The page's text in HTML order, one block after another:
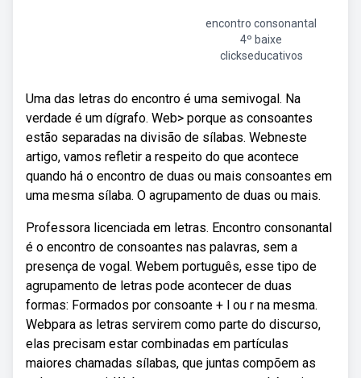
encontro consonantal
4º baixe
clickseducativos
Uma das letras do encontro é uma semivogal. Na
verdade é um dígrafo. Web > porque as consoantes
estão separadas na divisão de sílabas. Webneste
artigo, vamos refletir a respeito do que acontece
quando há o encontro de duas ou mais consoantes em
uma mesma sílaba. O agrupamento de duas ou mais.
Professora licenciada em letras. Encontro consonantal
é o encontro de consoantes nas palavras, sem a
presença de vogal. Webem português, esse tipo de
agrupamento de letras pode acontecer de duas
formas: Formados por consoante + l ou r na mesma.
Webpara as letras servirem como parte do discurso,
elas precisam estar combinadas em partículas
maiores chamadas sílabas, que juntas compõem as